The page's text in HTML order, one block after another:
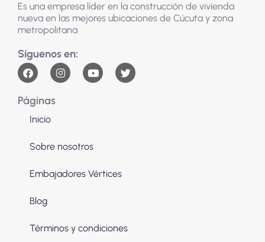
Es una empresa líder en la construcción de vivienda
nueva en las mejores ubicaciones de Cúcuta y zona
metropolitana
Páginas
Inicio
Sobre nosotros
Embajadores Vértices
Blog
Términos y condiciones